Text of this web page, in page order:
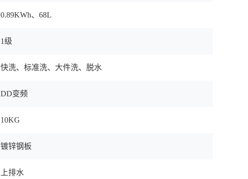
0.89KWh、68L
1级
快洗、标准洗、大件洗、脱水
DD变频
10KG
镀锌钢板
上排水